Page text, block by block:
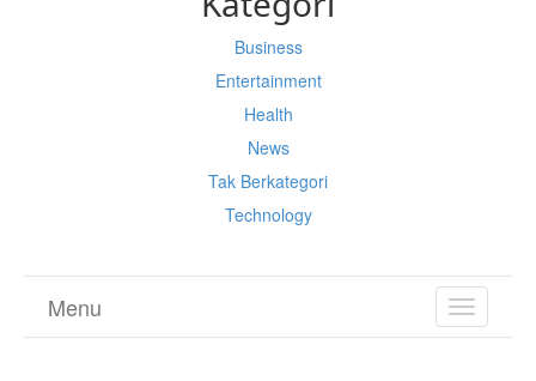
Business
Entertainment
Health
News
Tak Berkategori
Technology
TOGGLE
Menu